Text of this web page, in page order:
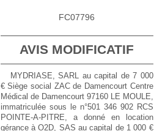
FC07796
AVIS MODIFICATIF
MYDRIASE, SARL au capital de 7 000
€ Siège social ZAC de Damencourt Centre
Médical de Damencourt 97160 LE MOULE,
immatriculée sous le n°501 346 902 RCS
POINTE-A-PITRE, a donné en location
gérance à O2D, SAS au capital de 1 000 €